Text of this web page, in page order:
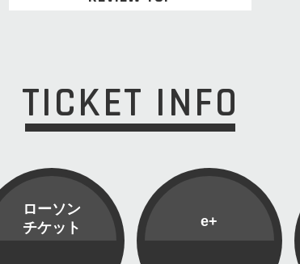
TICKET INFO
ローソン
チケット
e+